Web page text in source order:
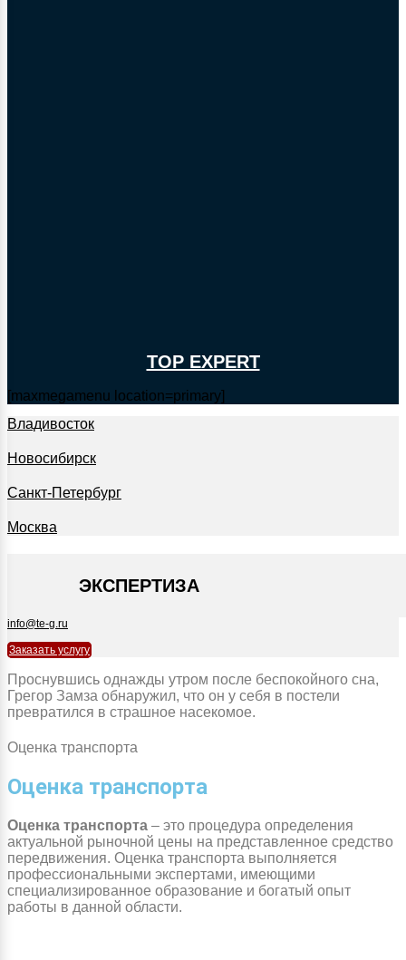
TOP EXPERT
[maxmegamenu location=primary]
Владивосток
Новосибирск
Санкт-Петербург
Москва
ЭКСПЕРТИЗА
info@te-g.ru
Заказать услугу
Проснувшись однажды утром после беспокойного сна,
Грегор Замза обнаружил, что он у себя в постели
превратился в страшное насекомое.
Оценка транспорта
Оценка транспорта
Оценка транспорта – это процедура определения
актуальной рыночной цены на представленное средство
передвижения. Оценка транспорта выполняется
профессиональными экспертами, имеющими
специализированное образование и богатый опыт
работы в данной области.